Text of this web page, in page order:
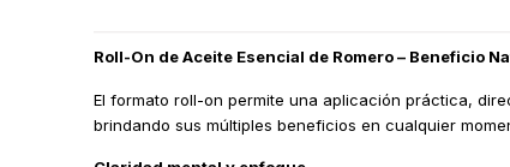
Roll-On de Aceite Esencial de Romero – Beneficio
El formato roll-on permite una aplicación práctica,
brindando sus múltiples beneficios en cualquier